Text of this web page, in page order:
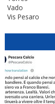
Vado
Vis Pesaro